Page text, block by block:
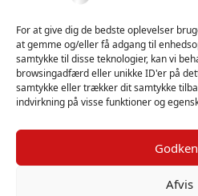
For at give dig de bedste oplevelser
at gemme og/eller få adgang til
samtykke til disse teknologier, kan vi
browsingadfærd eller unikke ID'er på
samtykke eller trækker dit samtykke
indvirkning på visse funktioner og
Afvis